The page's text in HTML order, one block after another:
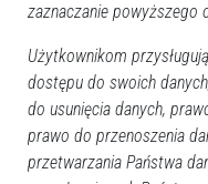
zaznaczanie
Użytkownikom
dostępu do swoich
do usunięcia danych,
prawo do przenoszenia
przetwarzania Państwa